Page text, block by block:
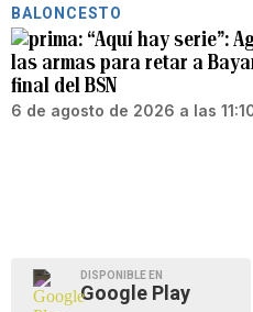
BALONCESTO
“Aquí hay serie”:
las armas para retar a
final del BSN
6 de agosto de 2026 a las
DISPONIBLE EN
Google Play